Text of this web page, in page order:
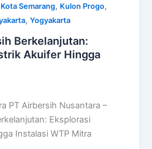
Kota Semarang, Kulon Progo,
,Yogyakarta
Berkelanjutan:
Akuifer Hingga
PT Airbersih Nusantara –
Eksplorasi
Instalasi WTP Mitra